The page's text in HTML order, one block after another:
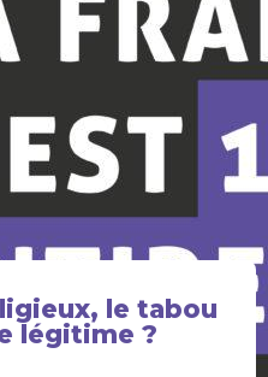
le tabou
légitime ?